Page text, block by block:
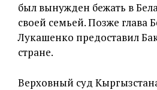
был вынужден бежать в
своей семьей. Позже глава
Лукашенко предоставил
стране.
Верховный суд